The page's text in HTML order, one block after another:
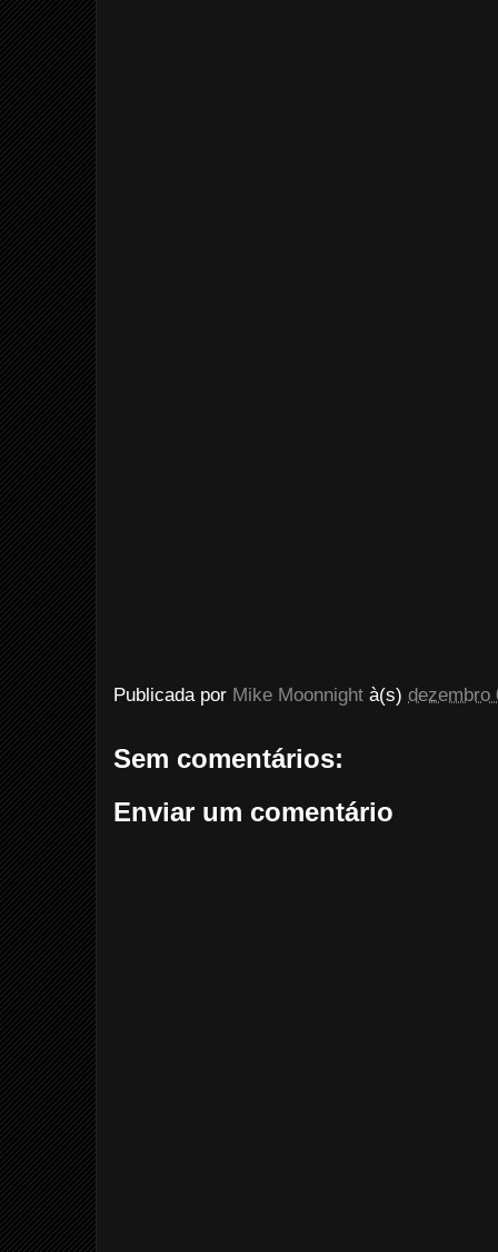
Publicada por Mike Moonnight à(s) dezembro
Sem comentários:
Enviar um comentário